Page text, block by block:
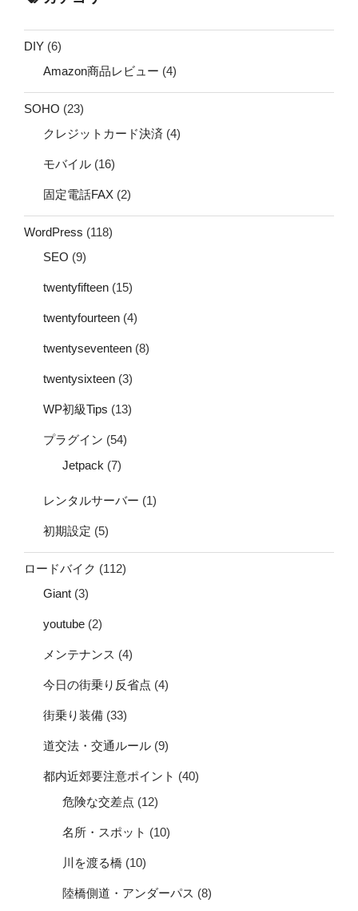
DIY (6)
Amazon商品レビュー (4)
SOHO (23)
クレジットカード決済 (4)
モバイル (16)
固定電話FAX (2)
WordPress (118)
SEO (9)
twentyfifteen (15)
twentyfourteen (4)
twentyseventeen (8)
twentysixteen (3)
WP初級Tips (13)
プラグイン (54)
Jetpack (7)
レンタルサーバー (1)
初期設定 (5)
ロードバイク (112)
Giant (3)
youtube (2)
メンテナンス (4)
今日の街乗り反省点 (4)
街乗り装備 (33)
道交法・交通ルール (9)
都内近郊要注意ポイント (40)
危険な交差点 (12)
名所・スポット (10)
川を渡る橋 (10)
陸橋側道・アンダーパス (8)